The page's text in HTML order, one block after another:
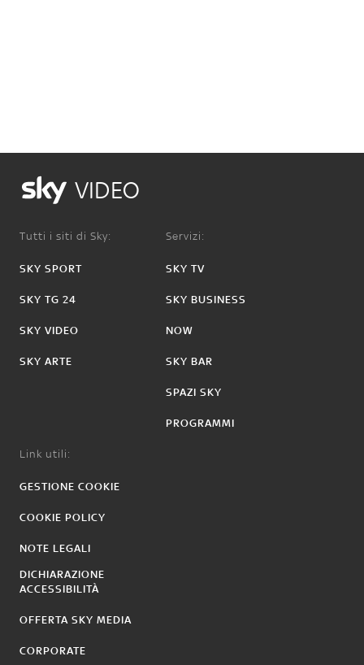
VIDEO
Tutti i siti di Sky:
SKY SPORT
SKY TG 24
SKY VIDEO
SKY ARTE
Servizi:
SKY TV
SKY BUSINESS
NOW
SKY BAR
SPAZI SKY
PROGRAMMI
Link utili:
GESTIONE COOKIE
COOKIE POLICY
NOTE LEGALI
DICHIARAZIONE
ACCESSIBILITÀ
OFFERTA SKY MEDIA
CORPORATE